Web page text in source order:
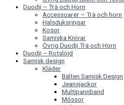
Duodji – Trä och Horn
Accessoarer – Trä och horn
Halsduksringar
Kosor
Samiska Knivar
Övrig Duodji Trä och Horn
Duodji – Rotslöjd
Samisk design
Kläder
Bälten Samisk Design
Jeansjackor
Multipannband
Mössor